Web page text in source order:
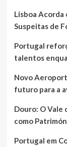
Lisboa Acorda
Suspeitas de
Portugal
talentos
Novo
futuro para a
Douro: O Vale
como
Portugal em